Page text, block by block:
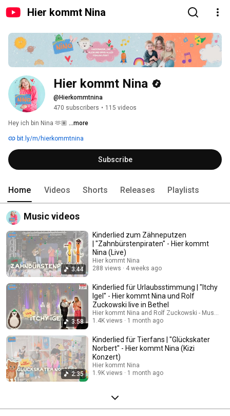
Hier kommt Nina
Hier kommt Nina
@Hierkommtnina
470 subscribers • 115 videos
Hey ich bin Nina 🫶🏽 ...more
bit.ly/m/hierkommtnina
Subscribe
Home Videos Shorts Releases Playlists
Music videos
3:44
Kinderlied zum Zähneputzen
| "Zahnbürstenpiraten" - Hier kommt
Nina (Live)
Hier kommt Nina
288 views
4 weeks ago
3:58
Kinderlied für Urlaubsstimmung | "Itchy
Igel" - Hier kommt Nina und Rolf
Zuckowski live in Bethel
Hier kommt Nina and Rolf Zuckowski - Musik für
1.4K views
1 month ago
2:35
Kinderlied für Tierfans | "Glückskater
Norbert" - Hier kommt Nina (Kizi
Konzert)
Hier kommt Nina
1.9K views
1 month ago